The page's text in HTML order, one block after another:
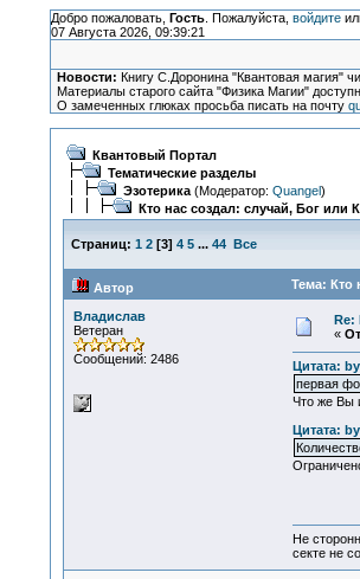
Добро пожаловать, Гость. Пожалуйста, войдите
07 Августа 2026, 09:39:21
Новости: Книгу С.Доронина "Квантовая магия"
Материалы старого сайта "Физика Магии"
О замеченных глюках просьба писать на почту
Квантовый Портал
Тематические разделы
Эзотерика(Модератор: Quangel)
Кто нас создал: случай, Бог или
Страниц: 1 2[3] 4 5 ... 44 Все
Автор Тема: Кто
Владислав
Ветеран
Сообщений: 2486
Re:
«
Цитата:
первая
Что же Вы
Цитата:
Не
секте не